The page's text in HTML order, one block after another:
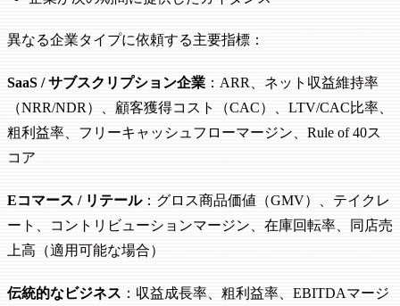
異なる企業タイプに依頼する主要指標：
SaaS / サブスクリプション企業 ：ARR、ネット収益維持率
（NRR/NDR）、顧客獲得コスト（CAC）、LTV/CAC比率、
粗利益率、フリーキャッシュフローマージン、Rule of 40ス
コア
Eコマース / リテール：グロス商品価値（GMV）、テイクレ
ート、コントリビューションマージン、在庫回転率、同店売
上高（適用可能な場合）
伝統的なビジネス ：収益成長率、粗利益率、EBITDAマージ